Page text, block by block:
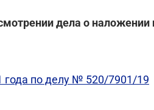
дела о
года по делу № 520/7901/19